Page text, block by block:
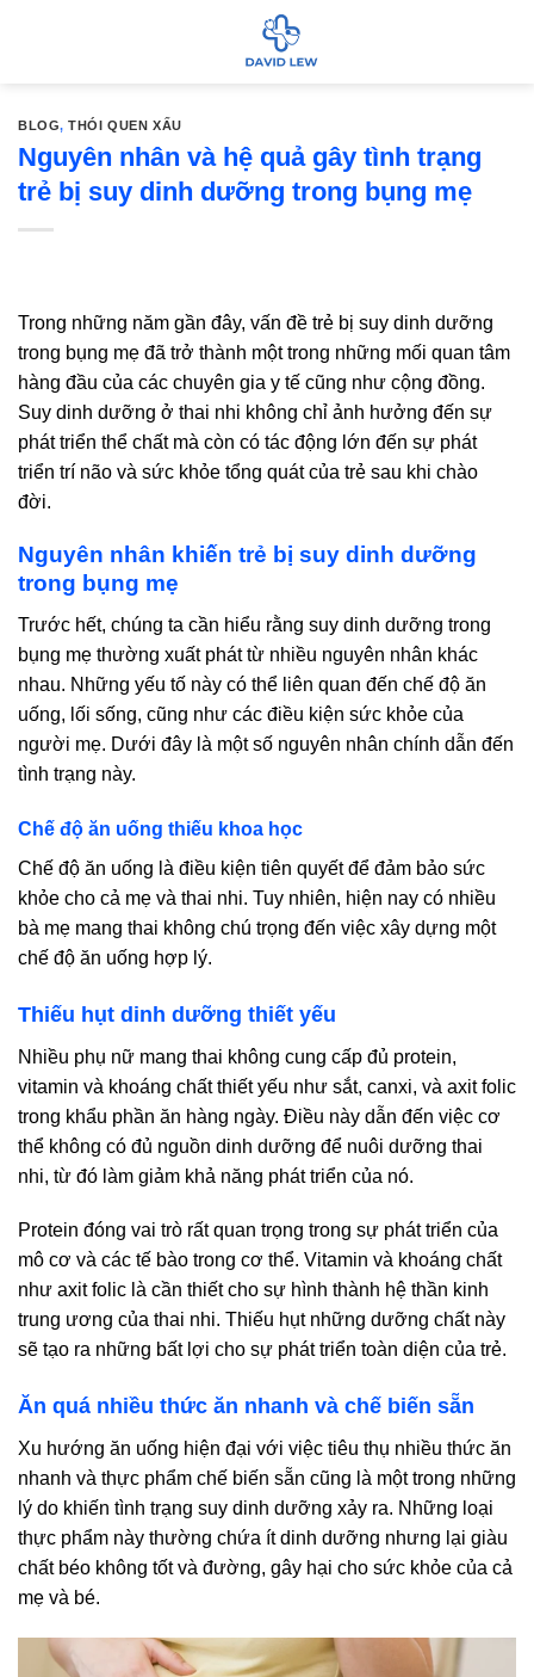
BLOG,THÓI QUEN XẤU
Nguyên nhân và hệ quả gây tình trạng
trẻ bị suy dinh dưỡng trong bụng mẹ
Trong những năm gần đây, vấn đề trẻ bị suy dinh dưỡng
trong bụng mẹ đã trở thành một trong những mối quan tâm
hàng đầu của các chuyên gia y tế cũng như cộng đồng.
Suy dinh dưỡng ở thai nhi không chỉ ảnh hưởng đến sự
phát triển thể chất mà còn có tác động lớn đến sự phát
triển trí não và sức khỏe tổng quát của trẻ sau khi chào
đời.
Nguyên nhân khiến trẻ bị suy dinh dưỡng
trong bụng mẹ
Trước hết, chúng ta cần hiểu rằng suy dinh dưỡng trong
bụng mẹ thường xuất phát từ nhiều nguyên nhân khác
nhau. Những yếu tố này có thể liên quan đến chế độ ăn
uống, lối sống, cũng như các điều kiện sức khỏe của
người mẹ. Dưới đây là một số nguyên nhân chính dẫn đến
tình trạng này.
Chế độ ăn uống thiếu khoa học
Chế độ ăn uống là điều kiện tiên quyết để đảm bảo sức
khỏe cho cả mẹ và thai nhi. Tuy nhiên, hiện nay có nhiều
bà mẹ mang thai không chú trọng đến việc xây dựng một
chế độ ăn uống hợp lý.
Thiếu hụt dinh dưỡng thiết yếu
Nhiều phụ nữ mang thai không cung cấp đủ protein,
vitamin và khoáng chất thiết yếu như sắt, canxi, và axit folic
trong khẩu phần ăn hàng ngày. Điều này dẫn đến việc cơ
thể không có đủ nguồn dinh dưỡng để nuôi dưỡng thai
nhi, từ đó làm giảm khả năng phát triển của nó.
Protein đóng vai trò rất quan trọng trong sự phát triển của
mô cơ và các tế bào trong cơ thể. Vitamin và khoáng chất
như axit folic là cần thiết cho sự hình thành hệ thần kinh
trung ương của thai nhi. Thiếu hụt những dưỡng chất này
sẽ tạo ra những bất lợi cho sự phát triển toàn diện của trẻ.
Ăn quá nhiều thức ăn nhanh và chế biến sẵn
Xu hướng ăn uống hiện đại với việc tiêu thụ nhiều thức ăn
nhanh và thực phẩm chế biến sẵn cũng là một trong những
lý do khiến tình trạng suy dinh dưỡng xảy ra. Những loại
thực phẩm này thường chứa ít dinh dưỡng nhưng lại giàu
chất béo không tốt và đường, gây hại cho sức khỏe của cả
mẹ và bé.